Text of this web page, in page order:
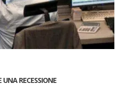
RECESSIONE